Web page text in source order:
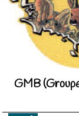
GMB